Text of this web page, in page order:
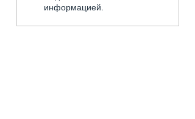
информацией.